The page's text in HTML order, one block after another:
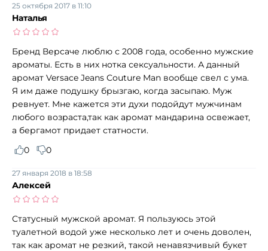
Наталья
25 октября 2017 в 11:10
Бренд Версаче люблю с 2008 года, особенно мужские
ароматы. Есть в них нотка сексуальности. А данный
аромат Versace Jeans Couture Man вообще свел с ума.
Я им даже подушку брызгаю, когда засыпаю. Муж
ревнует. Мне кажется эти духи подойдут мужчинам
любого возраста,так как аромат мандарина освежает,
а бергамот придает статности.
0
0
Алексей
27 января 2018 в 18:58
Статусный мужской аромат. Я пользуюсь этой
туалетной водой уже несколько лет и очень доволен,
так как аромат не резкий, такой ненавязчивый букет